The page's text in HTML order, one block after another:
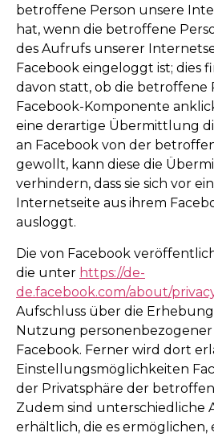
betroffene Person unsere
hat, wenn die betroffene
des Aufrufs unserer
Facebook eingeloggt ist; dies
davon statt, ob die betroffene
Facebook-Komponente
eine derartige Übermittlung
an Facebook von der
gewollt, kann diese die
verhindern, dass sie sich vor
Internetseite aus ihrem
ausloggt.
Die von Facebook
die unter https://de-
de.facebook.com/about/
Aufschluss über die
Nutzung
Facebook. Ferner wird dort
Einstellungsmöglichkeiten
der Privatsphäre der
Zudem sind unterschiedliche
erhältlich, die es ermöglichen,